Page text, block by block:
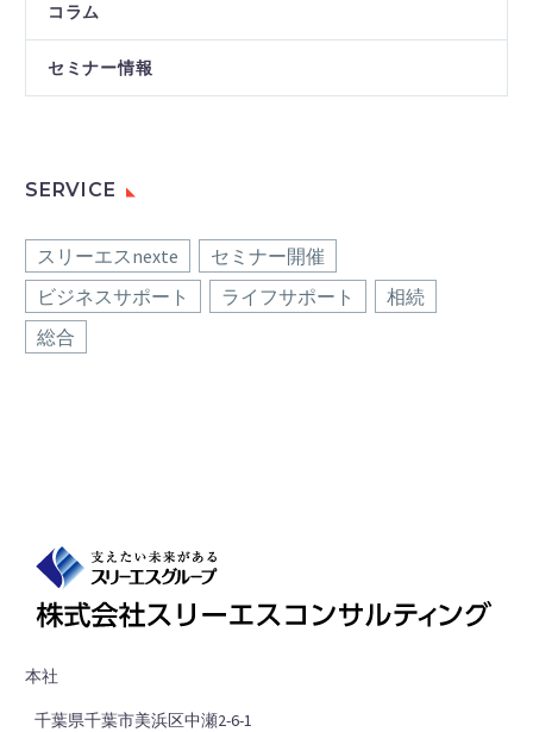
コラム
セミナー情報
SERVICE
スリーエスnexte
セミナー開催
ビジネスサポート
ライフサポート
相続
総合
本社
千葉県千葉市美浜区中瀬2-6-1